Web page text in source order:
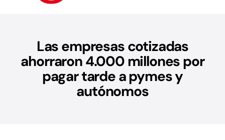
Quiénes somos
Servicios
Las empresas cotizadas
ahorraron 4.000 millones por
pagar tarde a pymes y
autónomos